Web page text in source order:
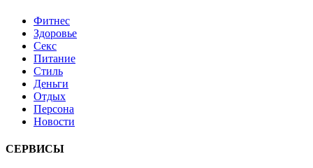
Фитнес
Здоровье
Секс
Питание
Стиль
Деньги
Отдых
Персона
Новости
СЕРВИСЫ